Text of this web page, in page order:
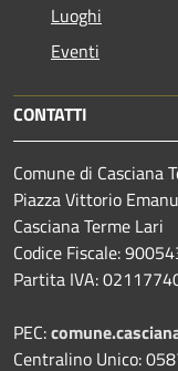
Luoghi
Eventi
CONTATTI
Comune di Casciana
Piazza Vittorio
Casciana Terme Lari
Codice Fiscale:
Partita IVA:
PEC:
Centralino Unico: